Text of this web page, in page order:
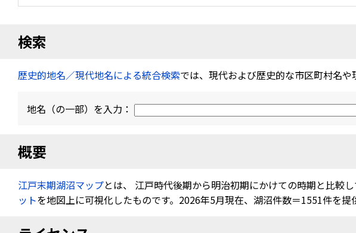
検索
歴史的地名／現代地名による統合検索では、現代および歴史的な市区町村名や
地名（の一部）を入力：
概要
江戸末期湖沼マップとは、 江戸時代後期から明治初期にかけての時期と比較
ットを地図上に可視化したものです。2026年5月現在、湖沼件数＝1551件を提